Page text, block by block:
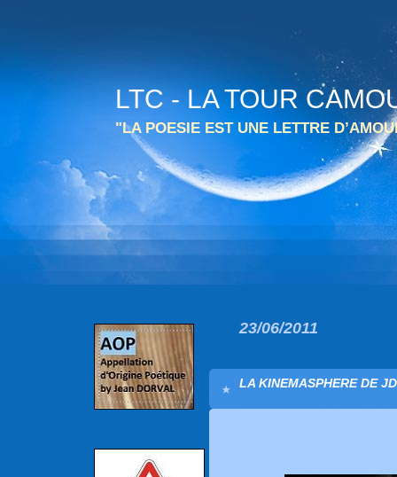
LTC - LA TOUR
"LA POESIE EST UNE LETTRE
23/06/2011
LA KINEMASPHERE DE